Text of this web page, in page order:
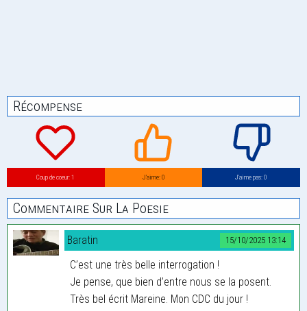
Récompense
Coup de coeur: 1 J’aime: 0 J’aime pas: 0
Commentaire Sur La Poesie
15/10/2025 13:14
Baratin
C’est une très belle interrogation !
Je pense, que bien d’entre nous se la posent.
Très bel écrit Mareine. Mon CDC du jour !